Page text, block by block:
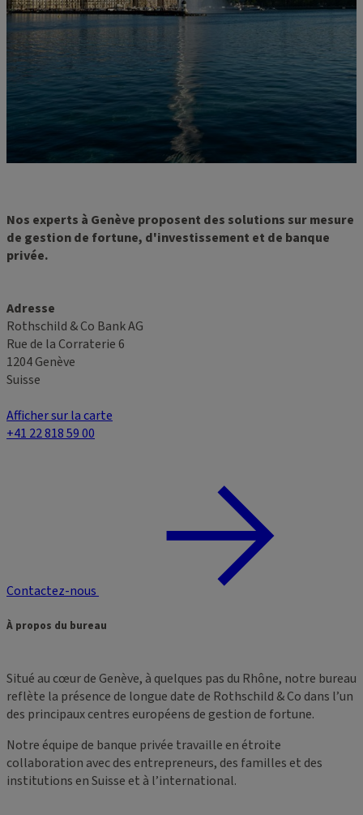
Nos experts à Genève proposent des solutions sur mesure
de gestion de fortune, d'investissement et de banque
privée.
Adresse
Rothschild & Co Bank AG
Rue de la Corraterie 6
1204 Genève
Suisse
Afficher sur la carte
+41 22 818 59 00
Contactez-nous
À propos du bureau
Situé au cœur de Genève, à quelques pas du Rhône, notre bureau
reflète la présence de longue date de Rothschild & Co dans l’un
des principaux centres européens de gestion de fortune.
Notre équipe de banque privée travaille en étroite
collaboration avec des entrepreneurs, des familles et des
institutions en Suisse et à l’international.